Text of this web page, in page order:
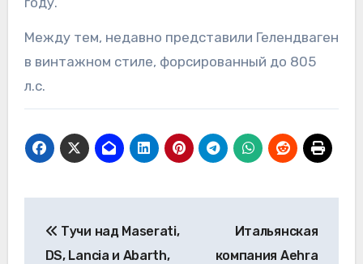
Между тем, недавно представили Гелендваген
в винтажном стиле, форсированный до 805
л.с.
по
Тучи над Maserati,
DS, Lancia и Abarth,
Итальянская
компания Aehra